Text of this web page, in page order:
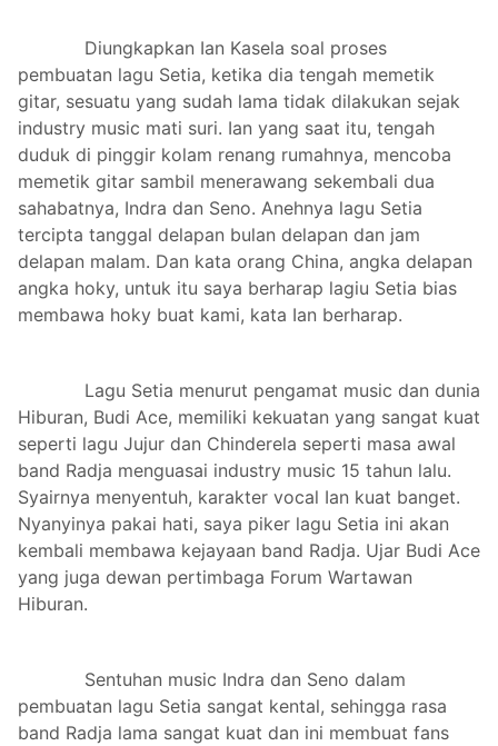
Diungkapkan Ian Kasela soal proses
pembuatan lagu Setia, ketika dia tengah memetik
gitar, sesuatu yang sudah lama tidak dilakukan sejak
industry music mati suri. Ian yang saat itu, tengah
duduk di pinggir kolam renang rumahnya, mencoba
memetik gitar sambil menerawang sekembali dua
sahabatnya, Indra dan Seno. Anehnya lagu Setia
tercipta tanggal delapan bulan delapan dan jam
delapan malam. Dan kata orang China, angka delapan
angka hoky, untuk itu saya berharap lagiu Setia bias
membawa hoky buat kami, kata Ian berharap.
Lagu Setia menurut pengamat music dan dunia
Hiburan, Budi Ace, memiliki kekuatan yang sangat kuat
seperti lagu Jujur dan Chinderela seperti masa awal
band Radja menguasai industry music 15 tahun lalu.
Syairnya menyentuh, karakter vocal Ian kuat banget.
Nyanyinya pakai hati, saya piker lagu Setia ini akan
kembali membawa kejayaan band Radja. Ujar Budi Ace
yang juga dewan pertimbaga Forum Wartawan
Hiburan.
Sentuhan music Indra dan Seno dalam
pembuatan lagu Setia sangat kental, sehingga rasa
band Radja lama sangat kuat dan ini membuat fans